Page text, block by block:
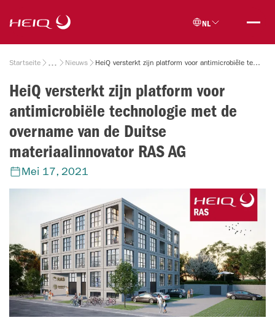
main
content
NL
Breadcrumb
Startseite Nieuws HeiQ versterkt zijn platform voor antimicrobiële technologie met de overname van de Duitse materiaalinnovator RAS AG
HeiQ versterkt zijn platform voor
antimicrobiële technologie met de
overname van de Duitse
materiaalinnovator RAS AG
Mei 17, 2021